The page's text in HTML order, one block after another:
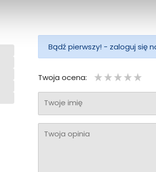
Bądź pierwszy! - zaloguj się
Twoja ocena:
Twoje imię
Twoja opinia